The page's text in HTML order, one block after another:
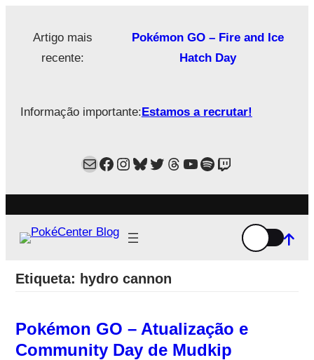
Artigo mais
recente:
Pokémon GO – Fire and Ice
Hatch Day
Informação importante:Estamos a recrutar!
MailFacebook
Instagram
Bluesky
Twitter
Estamos no Threads!
YouTube
Spotify
Twitch
Etiqueta: hydro cannon
Pokémon GO – Atualização e
Community Day de Mudkip